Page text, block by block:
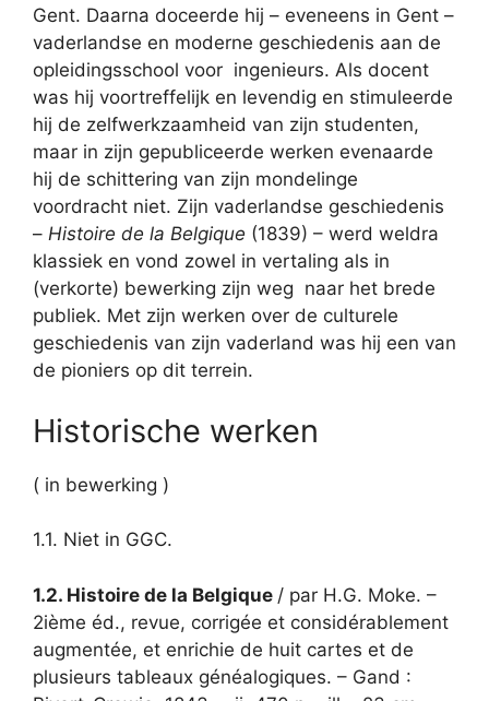
Gent. Daarna doceerde hij – eveneens in Gent –
vaderlandse en moderne geschiedenis aan de
opleidingsschool voor ingenieurs. Als docent
was hij voortreffelijk en levendig en stimuleerde
hij de zelfwerkzaamheid van zijn studenten,
maar in zijn gepubliceerde werken evenaarde
hij de schittering van zijn mondelinge
voordracht niet. Zijn vaderlandse geschiedenis
– Histoire de la Belgique (1839) – werd weldra
klassiek en vond zowel in vertaling als in
(verkorte) bewerking zijn weg naar het brede
publiek. Met zijn werken over de culturele
geschiedenis van zijn vaderland was hij een van
de pioniers op dit terrein.
Historische werken
( in bewerking )
1.1. Niet in GGC.
1.2. Histoire de la Belgique / par H.G. Moke. –
2ième éd., revue, corrigée et considérablement
augmentée, et enrichie de huit cartes et de
plusieurs tableaux généalogiques. – Gand :